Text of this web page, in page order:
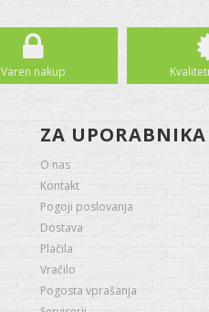
Varen nakup
ZA UPORABNIKA
O nas
Kontakt
Pogoji poslovanja
Dostava
Plačila
Vračilo
Pogosta vprašanja